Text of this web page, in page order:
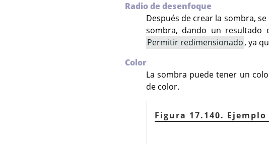
Radio de desenfoque
Después de crear la sombra,
sombra, dando un resultado
Permitir redimensionado, ya
Color
La sombra puede tener un
de color.
Figura 17.140.